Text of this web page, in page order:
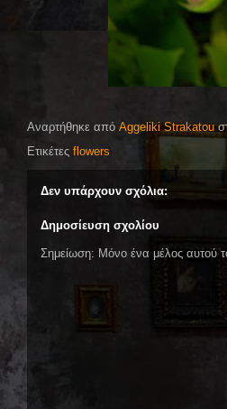
Αναρτήθηκε από Aggeliki Strakatou
Ετικέτες flowers
Δεν υπάρχουν σχόλια:
Δημοσίευση σχολίου
Σημείωση: Μόνο ένα μέλος αυτού